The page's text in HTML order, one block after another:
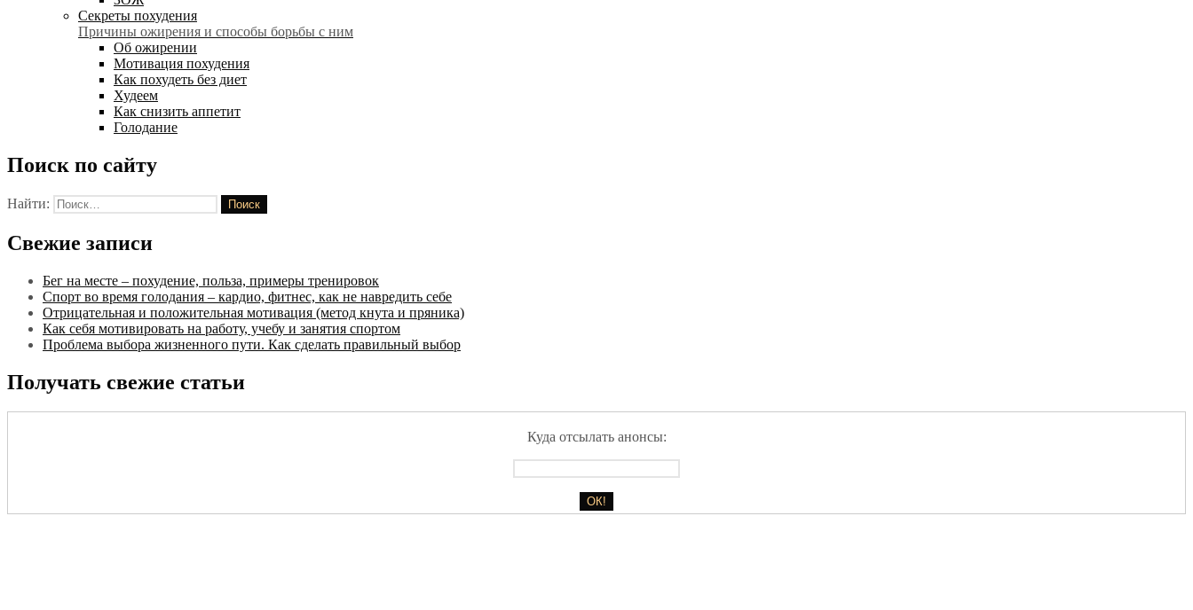
Секреты похудения
Причины ожирения и способы борьбы с ним
Об ожирении
Мотивация похудения
Как похудеть без диет
Худеем
Как снизить аппетит
Голодание
Поиск по сайту
Найти:
Свежие записи
Бег на месте – похудение, польза, примеры тренировок
Спорт во время голодания – кардио, фитнес, как не навредить себе
Отрицательная и положительная мотивация (метод кнута и пряника)
Как себя мотивировать на работу, учебу и занятия спортом
Проблема выбора жизненного пути. Как сделать правильный выбор
Получать свежие статьи
Куда отсылать анонсы: